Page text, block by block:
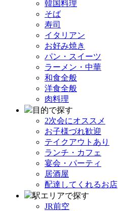
韓国料理
そば
寿司
イタリアン
お好み焼き
パン・スイーツ
ラーメン・中華
和食全般
洋食全般
肉料理
目的で探す
2次会にオススメ
お子様づれ歓迎
テイクアウトあり
ランチ・カフェ
宴会・パーティ
居酒屋
配達してくれるお店
駅エリアで探す
JR前空